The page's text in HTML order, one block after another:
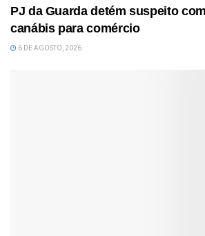
PJ da Guarda detém suspeito
canábis para comércio
6 DE AGOSTO, 2026